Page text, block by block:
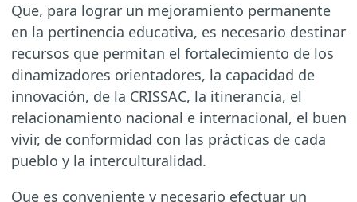
Que, para lograr un mejoramiento permanente
en la pertinencia educativa, es necesario destinar
recursos que permitan el fortalecimiento de los
dinamizadores orientadores, la capacidad de
innovación, de la CRISSAC, la itinerancia, el
relacionamiento nacional e internacional, el buen
vivir, de conformidad con las prácticas de cada
pueblo y la interculturalidad.
Que es conveniente y necesario efectuar un